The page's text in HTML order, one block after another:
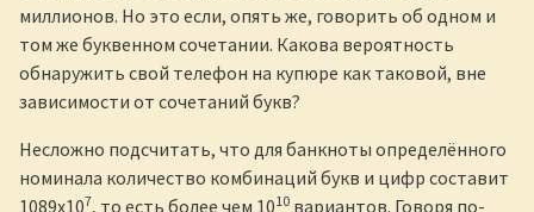
миллионов. Но это если, опять же, говорить об одном и
том же буквенном сочетании. Какова вероятность
обнаружить свой телефон на купюре как таковой, вне
зависимости от сочетаний букв?
Несложно подсчитать, что для банкноты определённого
номинала количество комбинаций букв и цифр составит
1089х107, то есть более чем 1010 вариантов. Говоря по-